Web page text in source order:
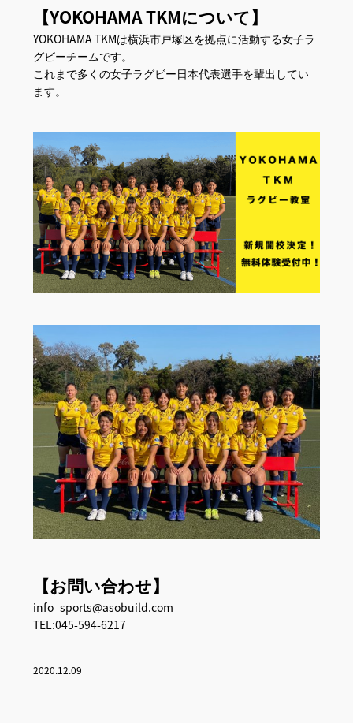
【YOKOHAMA TKMについて】
YOKOHAMA TKMは横浜市戸塚区を拠点に活動する女子ラ
グビーチームです。
これまで多くの女子ラグビー日本代表選手を輩出してい
ます。
【お問い合わせ】
info_sports@asobuild.com
TEL:045-594-6217
2020.12.09